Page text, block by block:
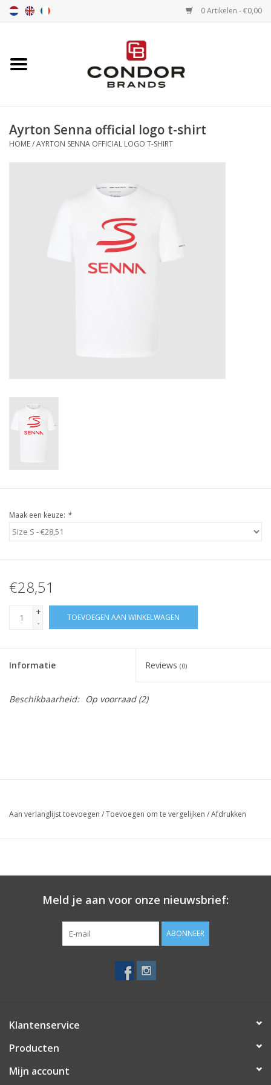
0 Artikelen - €0,00
Home
Motorsport Merchandise
Circuitbanden
Stopwatches
Merken
Ayrton Senna official logo t-shirt
HOME/AYRTON SENNA OFFICIAL LOGO T-SHIRT
Maak een keuze: *
€28,51
+
-
TOEVOEGEN AAN WINKELWAGEN
Informatie Reviews (0)
Beschikbaarheid: Op voorraad(2)
Aan verlanglijst toevoegen /Toevoegen om te vergelijken /Afdrukken
Meld je aan voor onze nieuwsbrief:
ABONNEER
Klantenservice
Producten
Mijn account